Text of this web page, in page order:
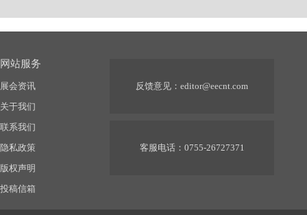
网站服务
展会资讯
关于我们
联系我们
隐私政策
版权声明
投稿信箱
反馈意见： editor@eecnt.com
客服电话：0755-26727371